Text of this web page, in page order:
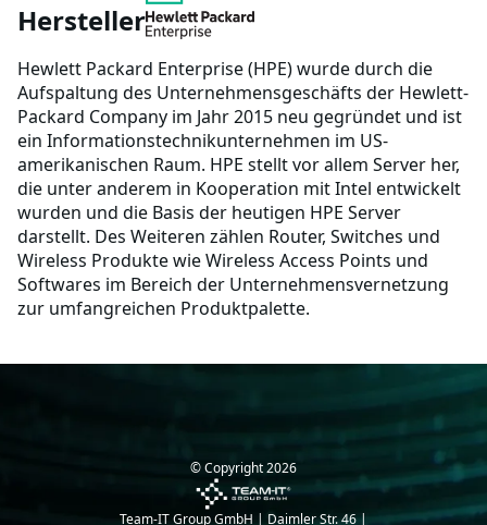
Hersteller
Hewlett Packard Enterprise (HPE) wurde durch die
Aufspaltung des Unternehmensgeschäfts der Hewlett-
Packard Company im Jahr 2015 neu gegründet und ist
ein Informationstechnikunternehmen im US-
amerikanischen Raum. HPE stellt vor allem Server her,
die unter anderem in Kooperation mit Intel entwickelt
wurden und die Basis der heutigen HPE Server
darstellt. Des Weiteren zählen Router, Switches und
Wireless Produkte wie Wireless Access Points und
Softwares im Bereich der Unternehmensvernetzung
zur umfangreichen Produktpalette.
© Copyright2026
Team-IT Group GmbH | Daimler Str. 46 |